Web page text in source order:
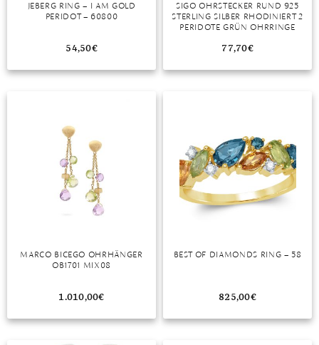
JEBERG RING – I AM GOLD
PERIDOT – 60800
54,50€
SIGO OHRSTECKER RUND 925
STERLING SILBER RHODINIERT 2
PERIDOTE GRÜN OHRRINGE
77,70€
MARCO BICEGO OHRHÄNGER
OB1701 MIX08
1.010,00€
BEST OF DIAMONDS RING – 58
825,00€